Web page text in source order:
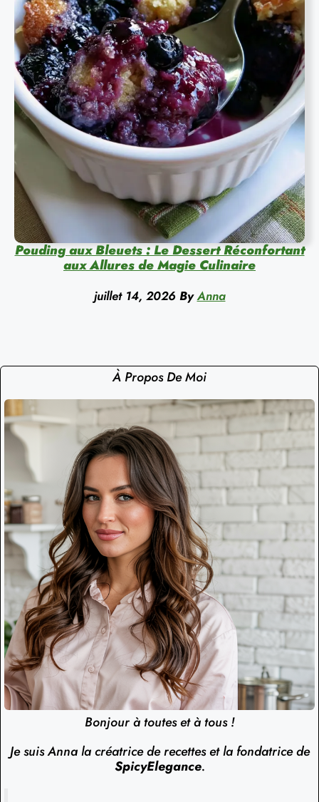
Pouding aux Bleuets : Le Dessert Réconfortant
aux Allures de Magie Culinaire
juillet 14, 2026 By Anna
À Propos De Moi
Bonjour à toutes et à tous !
Je suis Anna la créatrice de recettes et la fondatrice de
SpicyElegance.